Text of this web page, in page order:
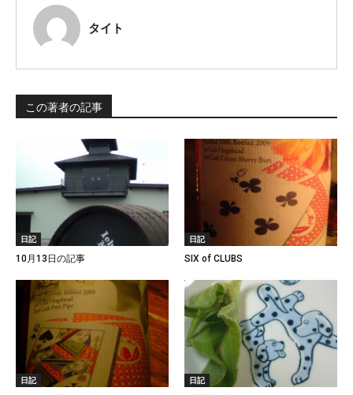
タイト
この著者の記事
日記
10月13日の記事
日記
SIX of CLUBS
日記
日記